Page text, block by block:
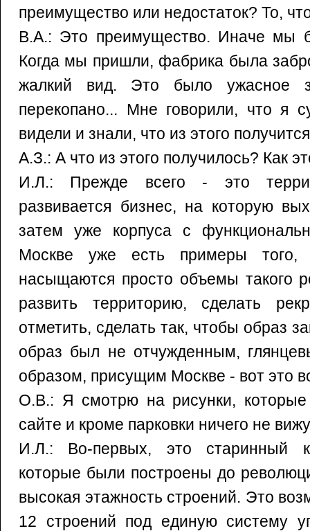
преимущество или недостаток? То,
В.А.: Это преимущество. Иначе мы
Когда мы пришли, фабрика была
жалкий вид. Это было ужасное
перекопано... Мне говорили, что я
видели и знали, что из этого
А.З.: А что из этого получилось? Как
И.Л.: Прежде всего - это
развивается бизнес, на которую
затем уже корпуса с
Москве уже есть примеры того,
насыщаются просто объемы такого
развить территорию, сделать
отметить, сделать так, чтобы образ
образ был не отчужденным,
образом, присущим Москве - вот это
О.В.: Я смотрю на рисунки,
сайте и кроме парковки ничего не
И.Л.: Во-первых, это старинный
которые были построены до
высокая этажность строений. Это
12 строений под единую систему